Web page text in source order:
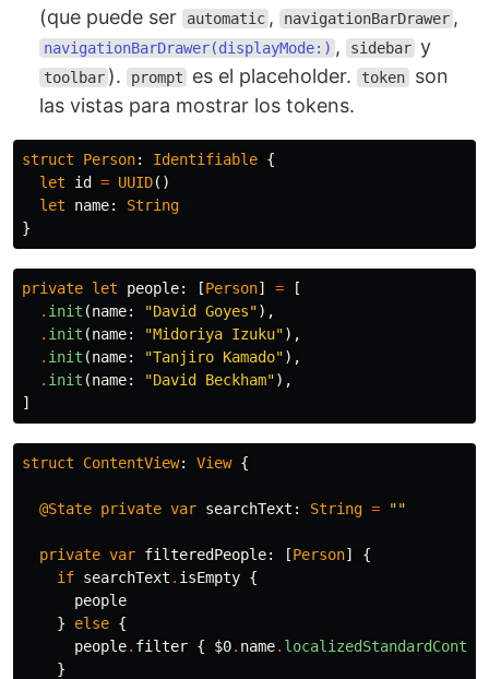
(que puede ser
automatic , navigationBarDrawer ,
navigationBarDrawer(displayMode:) , sidebar y
toolbar ). prompt es el placeholder. token son
las vistas para mostrar los tokens.
struct Person: Identifiable {
let
id = UUID()
let
name:
String
}
private let people: [Person] =
[
. init (name: "David Goyes"),
. init (name: "Midoriya Izuku"),
. init (name: "Tanjiro Kamado"),
. init (name: "David Beckham"),
]
struct ContentView: View {
@State private var searchText : String = ""
private var filteredPeople: [Person]
{
if searchText . isEmpty {
people
}
else {
people. filter { $0. name.
}